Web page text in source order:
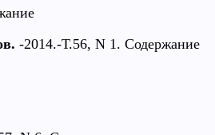
-2014.-Т.56, N 1. Содержание